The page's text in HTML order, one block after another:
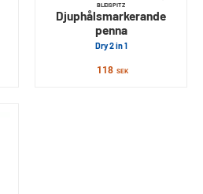
BLEISPITZ
Djuphålsmarkerande
penna
Dry 2 in 1
118 SEK